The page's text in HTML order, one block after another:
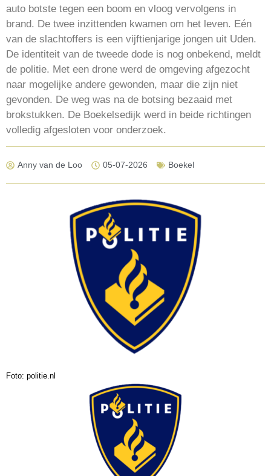
auto botste tegen een boom en vloog vervolgens in
brand. De twee inzittenden kwamen om het leven. Eén
van de slachtoffers is een vijftienjarige jongen uit Uden.
De identiteit van de tweede dode is nog onbekend, meldt
de politie. Met een drone werd de omgeving afgezocht
naar mogelijke andere gewonden, maar die zijn niet
gevonden. De weg was na de botsing bezaaid met
brokstukken. De Boekelsedijk werd in beide richtingen
volledig afgesloten voor onderzoek.
Anny van de Loo 05-07-2026 Boekel
Foto: politie.nl